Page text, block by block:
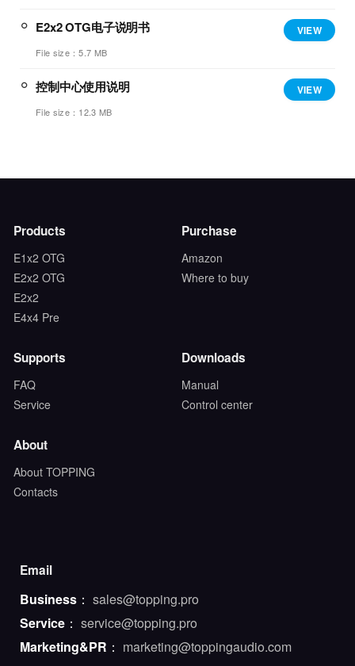
VIEW
E2x2 OTG电子说明书
File size：5.7 MB
VIEW
控制中心使用说明
File size：12.3 MB
Products
E1x2 OTG
E2x2 OTG
E2x2
E4x4 Pre
Purchase
Amazon
Where to buy
Supports
FAQ
Service
Downloads
Manual
Control center
About
About TOPPING
Contacts
Email
Business ： sales@topping.pro
Service ： service@topping.pro
Marketing&PR ： marketing@toppingaudio.com